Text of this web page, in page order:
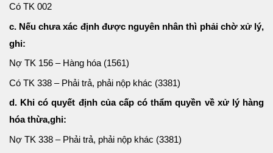
Có TK 002
c. Nếu chưa xác định được nguyên nhân thì phải chờ xử lý,
ghi:
Nợ TK 156 – Hàng hóa (1561)
Có TK 338 – Phải trả, phải nộp khác (3381)
d. Khi có quyết định của cấp có thẩm quyền về xử lý hàng
hóa thừa,ghi:
Nợ TK 338 – Phải trả, phải nộp khác (3381)